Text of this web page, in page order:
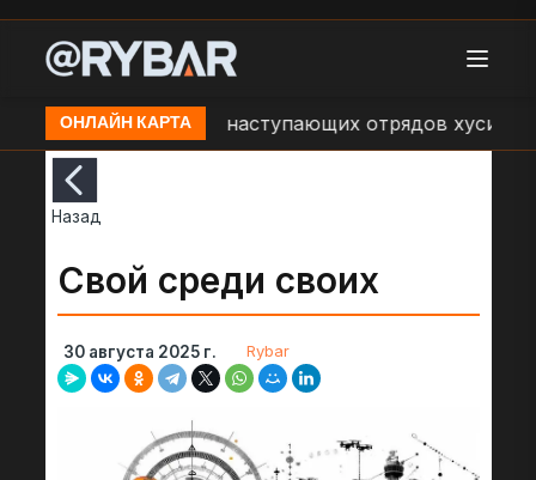
ОНЛАЙН КАРТА
об обстрелах наступающих отрядов хуситов
Назад
Свой среди своих
30 августа 2025 г. Rybar